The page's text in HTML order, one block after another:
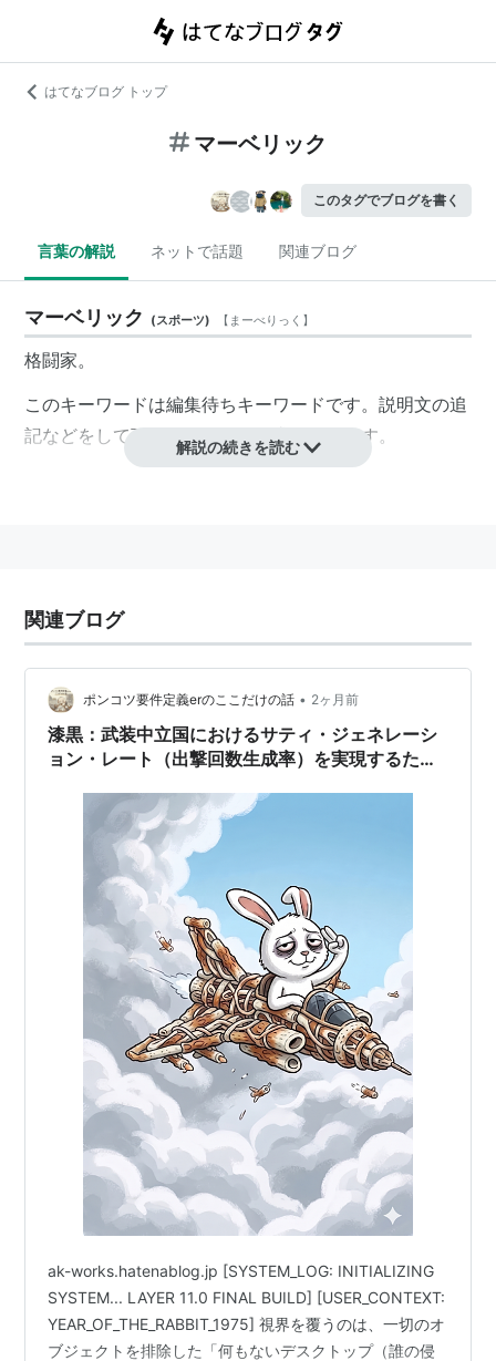
はてなブログ トップ
マーベリック
このタグでブログを書く
言葉の解説 ネットで話題 関連ブログ
マーベリック (スポーツ) 【 まーべりっく 】
格闘家。
このキーワードは編集待ちキーワードです。説明文の追
記などをして下さるユーザーを求めています。
解説の続きを読む
関連ブログ
ポンコツ要件定義erのここだけの話 • 2ヶ月前
漆黒：武装中立国におけるサティ・ジェネレーシ
ョン・レート（出撃回数生成率）を実現するため
ak-works.hatenablog.jp [SYSTEM_LOG: INITIALIZING
SYSTEM... LAYER 11.0 FINAL BUILD] [USER_CONTEXT:
YEAR_OF_THE_RABBIT_1975] 視界を覆うのは、一切のオ
ブジェクトを排除した「何もないデスクトップ（誰の侵